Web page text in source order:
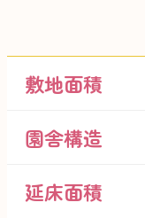
敷地面積
園舎構造
延床面積